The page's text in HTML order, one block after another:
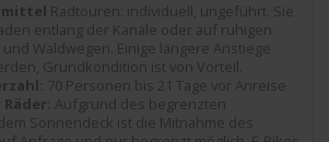
mittel Radtouren: individuell, ungeführt. Sie
entlang der Kanäle oder auf ruhigen
Waldwegen. Einige längere Anstiege
Grundkondition ist von Vorteil.
70 Personen bis 21 Tage vor Anreise
Aufgrund des begrenzten
Sonnendeck ist die Mitnahme des